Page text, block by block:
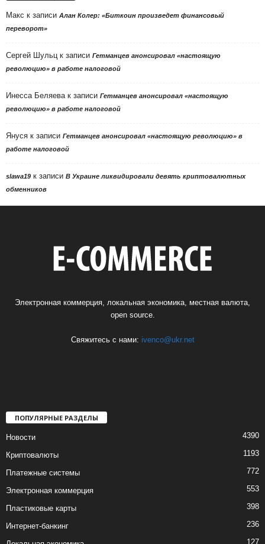
Макс к записи Алан Колер: «Биткоин произведет финансовый
переворот»
Сергей Шульц к записи Гетманцев анонсировал «настоящую
революцию» в работе налоговой
Инесса Беляева к записи Гетманцев анонсировал «настоящую
революцию» в работе налоговой
Януся к записи Гетманцев анонсировал «настоящую революцию» в
работе налоговой
slawa19 к записи В Украине ликвидировали девять криптовалютных
обменников
Электронная коммерция, локальная экономика, местная валюта,
open source.
Свяжитесь с нами: ivenco@ukr.net
ПОПУЛЯРНЫЕ РАЗДЕЛЫ
Новости 4390
Криптовалюты 1193
Платежные системы 772
Электронная коммерция 553
Пластиковые карты 398
Интернет-банкинг 236
127